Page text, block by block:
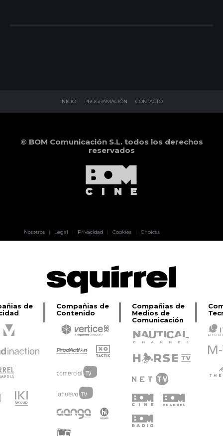
INICIO PROGRAMACIÓN CONTACTO
© BOM Comunicación S.L. todos los derechos
reservados
Nosotros | Legal | Privacidad | Cookies | Choices
de
Compañias de
Contenido
Compañias de
Medios de
Comunicación